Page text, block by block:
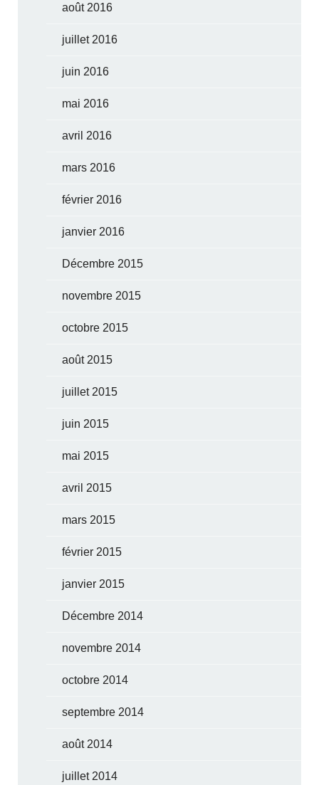
août 2016
juillet 2016
juin 2016
mai 2016
avril 2016
mars 2016
février 2016
janvier 2016
Décembre 2015
novembre 2015
octobre 2015
août 2015
juillet 2015
juin 2015
mai 2015
avril 2015
mars 2015
février 2015
janvier 2015
Décembre 2014
novembre 2014
octobre 2014
septembre 2014
août 2014
juillet 2014